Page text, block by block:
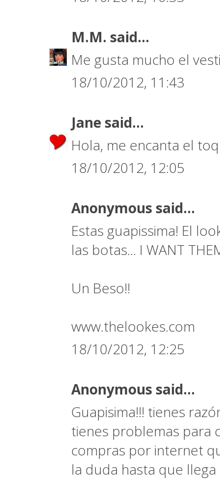
M.M. said...
Me gusta mucho el
18/10/2012, 11:43
Jane said...
Hola, me encanta el
18/10/2012, 12:05
Anonymous said...
Estas guapissima! El
las botas... I WANT
Un Beso!!
www.thelookes.com
18/10/2012, 12:25
Anonymous said...
Guapisima!!! tienes
tienes problemas para
compras por internet
la duda hasta que